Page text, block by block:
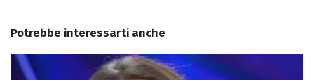
Potrebbe interessarti anche